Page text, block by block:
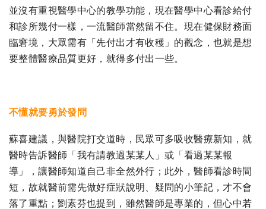
並沒有重視醫學中心的教學功能，現在醫學中心看診給付
和診所幾付一樣，一流醫師當然留不住。現在健保財務面
臨窘境，大眾需有「先付出才有收穫」的觀念，也就是想
要整體醫療品質更好，就得多付出一些。
不懂就要勇於發問
蘇喜建議，與醫院打交道時，民眾可多吸收醫療新知，就
醫時告訴醫師「我有請教過某某人」或「看過某某報
導」，讓醫師知道自己非全然外行；此外，醫師看診時間
短，故就醫前需先做好症狀說明、疑問的小筆記，才不會
落了重點；劉素芬也提到，雖然醫師是專業的，但心中若